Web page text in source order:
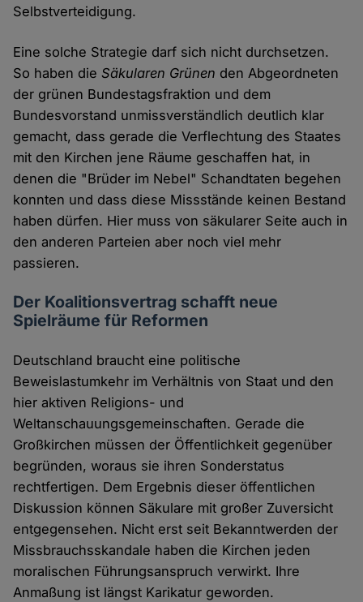
Selbstverteidigung.
Eine solche Strategie darf sich nicht durchsetzen.
So haben dieSäkularen Grünen den Abgeordneten
der grünen Bundestagsfraktion und dem
Bundesvorstand unmissverständlich deutlich klar
gemacht, dass gerade die Verflechtung des Staates
mit den Kirchen jene Räume geschaffen hat, in
denen die "Brüder im Nebel" Schandtaten begehen
konnten und dass diese Missstände keinen Bestand
haben dürfen. Hier muss von säkularer Seite auch in
den anderen Parteien aber noch viel mehr
passieren.
Der Koalitionsvertrag schafft neue
Spielräume für Reformen
Deutschland braucht eine politische
Beweislastumkehr im Verhältnis von Staat und den
hier aktiven Religions- und
Weltanschauungsgemeinschaften. Gerade die
Großkirchen müssen der Öffentlichkeit gegenüber
begründen, woraus sie ihren Sonderstatus
rechtfertigen. Dem Ergebnis dieser öffentlichen
Diskussion können Säkulare mit großer Zuversicht
entgegensehen. Nicht erst seit Bekanntwerden der
Missbrauchsskandale haben die Kirchen jeden
moralischen Führungsanspruch verwirkt. Ihre
Anmaßung ist längst Karikatur geworden.